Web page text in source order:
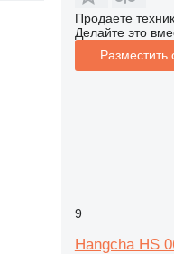
Продаете
Делайте это
9
Hangcha HS